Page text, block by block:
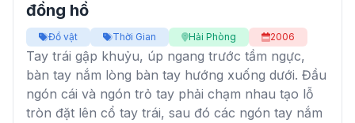
đồng hồ
Đồ vật Thời Gian Hải Phòng 2006
Tay trái gập khuỷu, úp ngang trước tầm ngực,
bàn tay nắm lòng bàn tay hướng xuống dưới. Đầu
ngón cái và ngón trỏ tay phải chạm nhau tạo lỗ
tròn đặt lên cổ tay trái, sau đó các ngón tay nắm